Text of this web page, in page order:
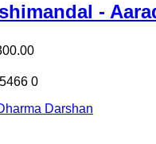
-
0